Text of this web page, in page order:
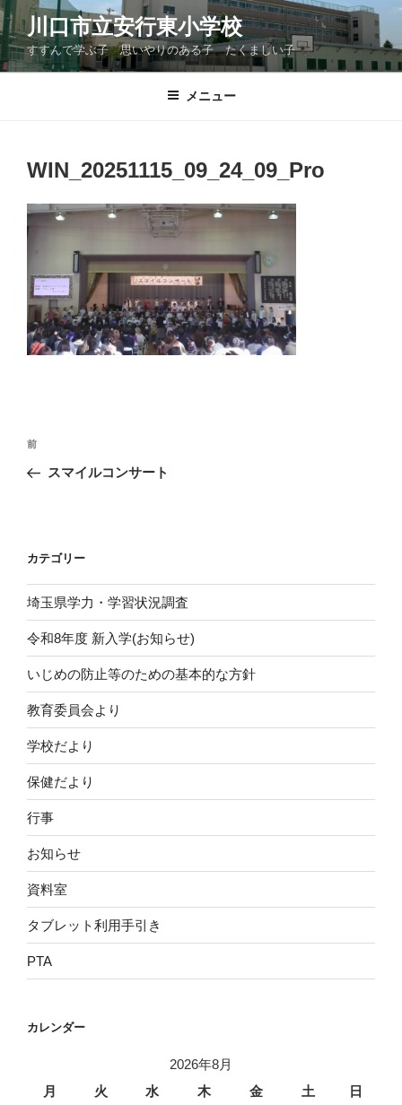
コ
ン
テ
ン
川口市立安行東小学校
すすんで学ぶ子 思いやりのある子 たくましい子
メニュー
WIN_20251115_09_24_09_Pro
投
ナ
ー
シ
ョ
ン
前
の
前
スマイルコンサート
カテゴリー
埼玉県学力・学習状況調査
令和8年度 新入学(お知らせ)
いじめの防止等のための基本的な方針
教育委員会より
学校だより
保健だより
行事
お知らせ
資料室
タブレット利用手引き
PTA
カレンダー
2026年8月
月
火 水 木 金 土 日